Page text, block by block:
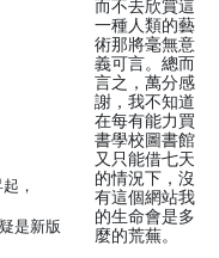
，
是新版
而不去欣賞這
一種人類的藝
術那將毫無意
義可言。總而
言之，萬分感
謝，我不知道
在每有能力買
書學校圖書館
又只能借七天
的情況下，沒
有這個網站我
的生命會是多
麼的荒蕪。